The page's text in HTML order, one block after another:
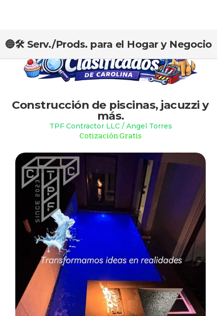
🔵🛠️ Serv./Prods. para el Hogar y Negocio
Construcción de piscinas, jacuzzi y
más.
TPF Contractor LLC / Angel Torres
Cotización Gratis